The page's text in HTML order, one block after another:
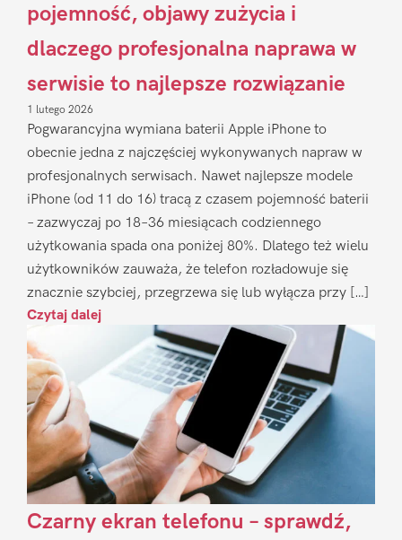
pojemność, objawy zużycia i
dlaczego profesjonalna naprawa w
serwisie to najlepsze rozwiązanie
1 lutego 2026
Pogwarancyjna wymiana baterii Apple iPhone to
obecnie jedna z najczęściej wykonywanych napraw w
profesjonalnych serwisach. Nawet najlepsze modele
iPhone (od 11 do 16) tracą z czasem pojemność baterii
– zazwyczaj po 18–36 miesiącach codziennego
użytkowania spada ona poniżej 80%. Dlatego też wielu
użytkowników zauważa, że telefon rozładowuje się
znacznie szybciej, przegrzewa się lub wyłącza przy […]
Czytaj dalej
Czarny ekran telefonu – sprawdź,